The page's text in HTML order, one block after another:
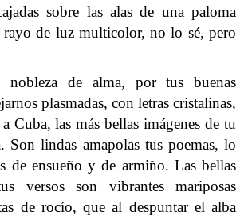
sobre las alas de una paloma
de luz multicolor, no lo sé, pero
nobleza de alma, por tus buenas
plasmadas, con letras cristalinas,
Cuba, las más bellas imágenes de tu
Son lindas amapolas tus poemas, lo
de ensueño y de armiño. Las bellas
versos son vibrantes mariposas
de rocío, que al despuntar el alba